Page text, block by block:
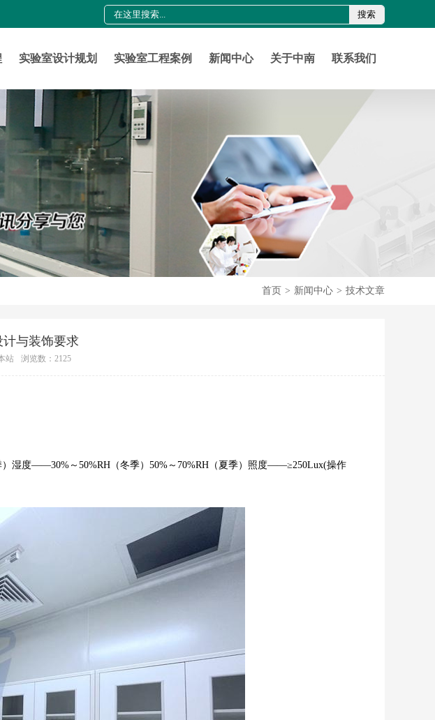
搜索
实验室设计规划 实验室工程案例 新闻中心 关于中南 联系我们
首页 > 新闻中心 > 技术文章
与装饰要求
站 浏览数：2125
度——30%～50%RH（冬季）50%～70%RH（夏季）照度——≥250Lux(操作